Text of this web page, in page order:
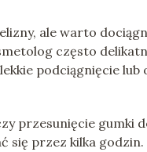
ale warto
często
podciągnięcie lub
przesunięcie gumki
przez kilka godzin.